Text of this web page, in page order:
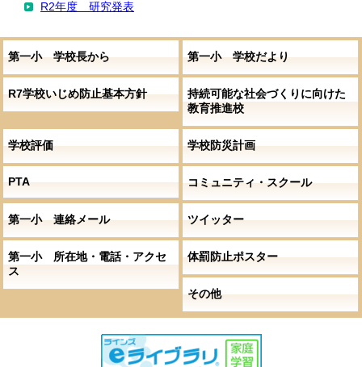
R2年度 研究発表
第一小 学校長から 第一小 学校だより
R7学校いじめ防止基本方針
持続可能な社会づくりに向けた
教育推進校
学校評価 学校防災計画
PTA コミュニティ・スクール
第一小 連絡メール ツイッター
第一小 所在地・電話・アクセ
ス
体罰防止ポスター
その他